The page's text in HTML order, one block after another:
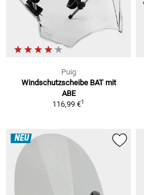
Puig
Windschutzscheibe BAT mit
ABE
116,99 €1
NEU